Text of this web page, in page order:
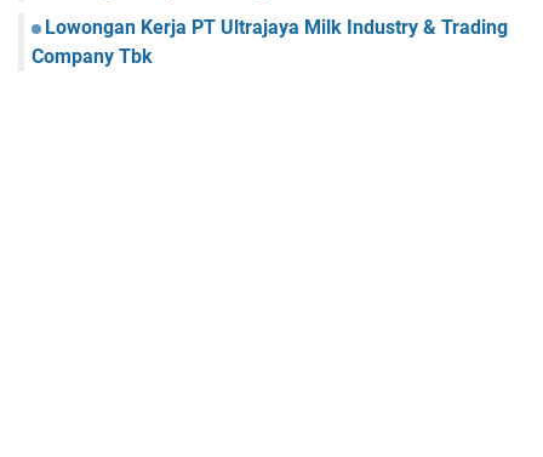
Lowongan Kerja PT Ultrajaya Milk Industry & Trading
Company Tbk